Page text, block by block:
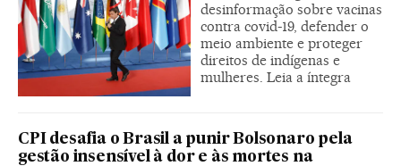
desinformação sobre vacinas
contra covid-19, defender o
meio ambiente e proteger
direitos de indígenas e
mulheres. Leia a íntegra
CPI desafia o Brasil a punir Bolsonaro pela
gestão insensível à dor e às mortes na